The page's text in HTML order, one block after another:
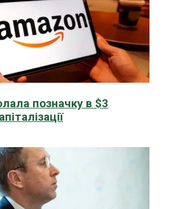
позначку в $3